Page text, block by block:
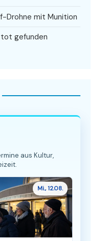
Drohne mit Munition
gefunden
aus Kultur,
Mi., 12.08.